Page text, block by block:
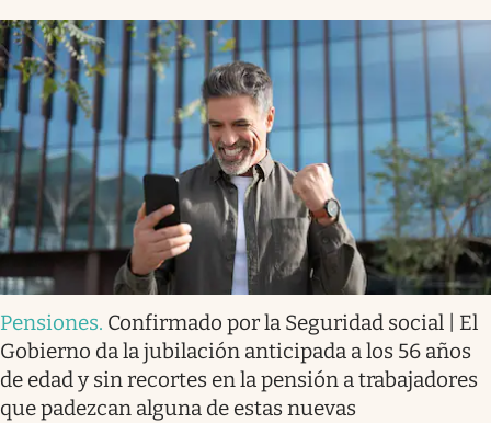
Pensiones. Confirmado por la Seguridad social | El
Gobierno da la jubilación anticipada a los 56 años
de edad y sin recortes en la pensión a trabajadores
que padezcan alguna de estas nuevas